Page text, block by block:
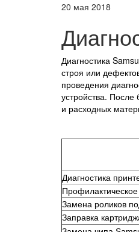
20 мая 2018
Диагностика
строя или
проведения
устройства.
и расходных
Диагностика
Замена роликов
Заправка